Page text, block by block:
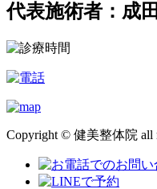
代表施術者：成
Copyright © 健美整体院 all